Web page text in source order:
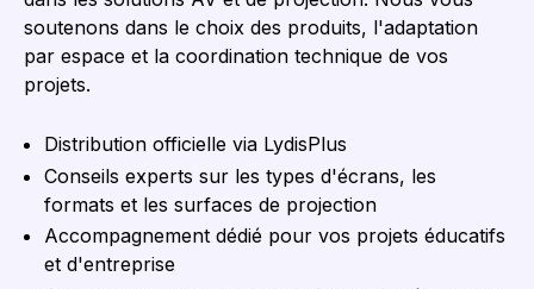
soutenons dans le choix des produits, l'adaptation
par espace et la coordination technique de vos
projets.
Distribution officielle via LydisPlus
Conseils experts sur les types d'écrans, les
formats et les surfaces de projection
Accompagnement dédié pour vos projets éducatifs
et d'entreprise